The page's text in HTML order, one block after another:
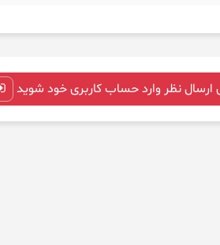
ارسال نظر وارد حساب کاربری خود شوید